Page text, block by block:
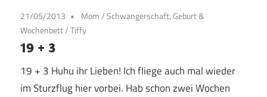
21/05/2013 Mom/Schwangerschaft, Geburt &
Wochenbett/Tiffy
19 + 3
19 + 3 Huhu ihr Lieben! Ich fliege auch mal wieder
im Sturzflug hier vorbei. Hab schon zwei Wochen